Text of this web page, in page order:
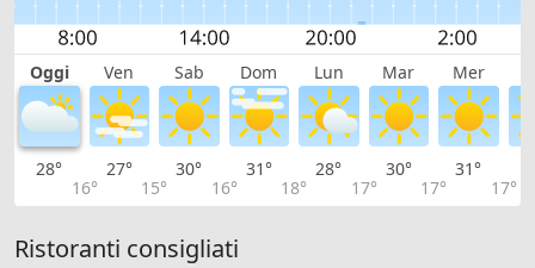
Oggi Ven Sab Dom Lun Mar Mer
28°
16°
27°
15°
30°
16°
31°
18°
28°
17°
30°
17°
31°
17°
Ristoranti consigliati